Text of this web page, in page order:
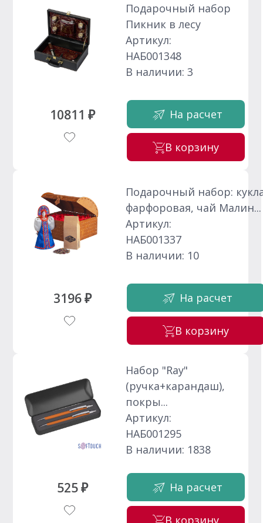
10811 ₽
Подарочный набор
Пикник в лесу
Артикул:
НАБ001348
В наличии: 3
На расчет
В корзину
3196 ₽
Подарочный набор:
фарфоровая, чай Малин...
Артикул:
НАБ001337
В наличии: 10
На расчет
В корзину
525 ₽
Набор "Ray"
(ручка+карандаш),
покры...
Артикул:
НАБ001295
В наличии: 1838
На расчет
В корзину